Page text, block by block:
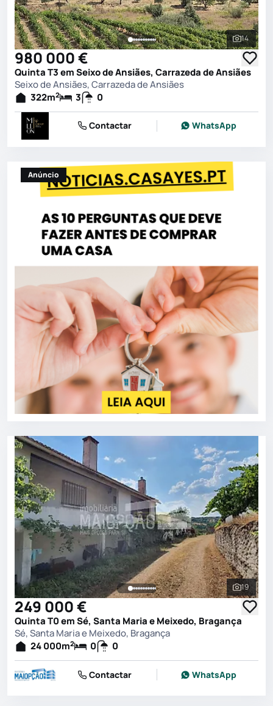
Ver
14
980 000 €
Quinta T3 em Seixo de Ansiães, Carrazeda de Ansiães
Seixo de Ansiães, Carrazeda de Ansiães
322m2 3 0
Contactar WhatsApp
Anúncio
Ver
19
249 000 €
Quinta T0 em Sé, Santa Maria e Meixedo, Bragança
Sé, Santa Maria e Meixedo, Bragança
24 000m2 0 0
Contactar WhatsApp